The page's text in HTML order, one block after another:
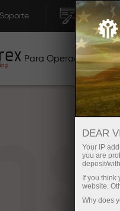
Soporte Apertura
Para Operadores
DEAR
Your IP
you are
deposit/
If you
website.
Why does